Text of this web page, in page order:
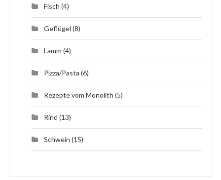
Fisch (4)
Geflügel (8)
Lamm (4)
Pizza/Pasta (6)
Rezepte vom Monolith (5)
Rind (13)
Schwein (15)